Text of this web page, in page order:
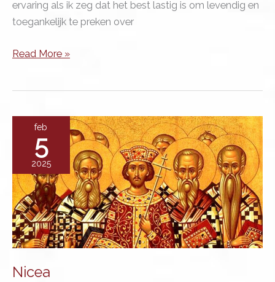
ervaring als ik zeg dat het best lastig is om levendig en
toegankelijk te preken over
Hoe
brieven?
Read More »
feb
5
2025
Nicea